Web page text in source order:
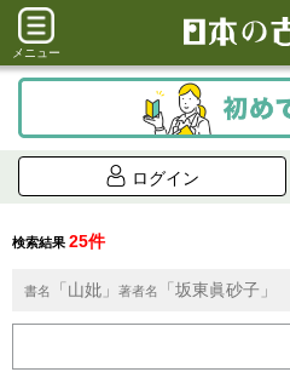
メニュー
ログイン
検索結果 25件
書名 「山妣」 著者名 「坂東眞砂子」